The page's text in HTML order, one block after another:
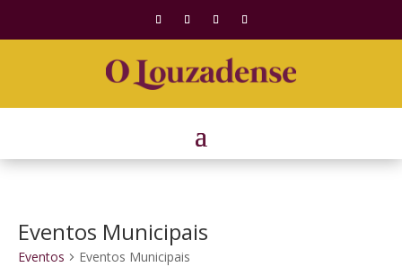
Eventos Municipais
Eventos Eventos Municipais